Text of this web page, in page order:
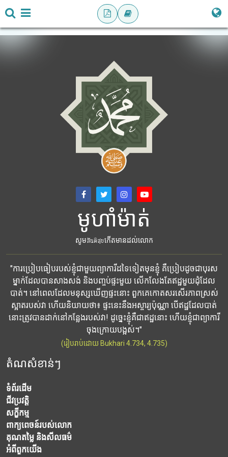
មូហាំម៉ាត់
សូមสันติสุขកើតមានដល់លោក
"ការប្រៀបធៀបរបស់ខ្ញុំជាមួយព្យាការីដទៃទៀតមុនខ្ញុំ គឺប្រៀបដូចជាបុរស
ម្នាក់ដែលបានសាងសង់ និងបញ្ចប់ផ្ទះមួយ លើកលែងតែឥដ្ឋមួយដុំដែល
បាត់។ នៅពេលដែលមនុស្សឃើញផ្ទះនោះ ពួកគេកោតសរសើរភាពស្រស់
ស្អាតរបស់វា ហើយនិយាយថា៖ ផ្ទះនេះនឹងអស្ចារ្យប៉ុណ្ណា បើឥដ្ឋដែលបាត់
នោះត្រូវបានដាក់នៅកន្លែងរបស់វា! ដូច្នេះខ្ញុំគឺជាឥដ្ឋនោះ ហើយខ្ញុំជាព្យាការី
ចុងក្រោយបង្អស់។"
(រៀបរាប់ដោយ Bukhari 4.734, 4.735)
តំណសំខាន់ៗ
ទំព័រដើម
ជីវប្រវត្តិ
សក្ខីកម្ម
ពាក្យពេចន៍របស់លោក
គុណតម្លៃ និងសីលធម៌
អំពី​ពួក​យើង